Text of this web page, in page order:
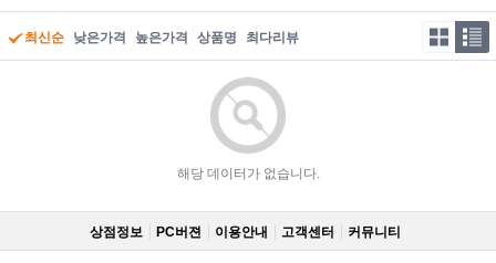
최신순 낮은가격 높은가격 상품명 최다리뷰
해당 데이터가 없습니다.
상점정보 PC버젼 이용안내 고객센터 커뮤니티